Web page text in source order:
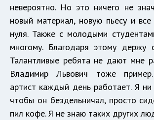
невероятно. Но это ничего не
новый материал, новую пьесу и все
нуля. Также с молодыми
многому. Благодаря этому держу
Талантливые ребята не дают мне
Владимир Львович тоже
артист каждый день работает. Я ни
чтобы он бездельничал, просто
пил кофе. Я не знаю таких других